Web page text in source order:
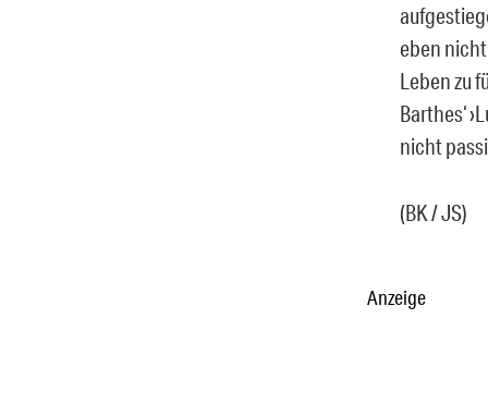
eben nicht
Leben zu
Barthes‘
nicht
(BK / JS)
Anzeige